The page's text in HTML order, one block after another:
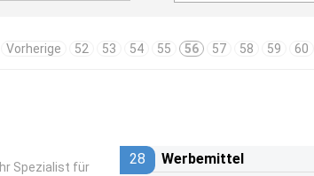
Vorherige 52 53 54 55 56 57 58 59 60
Spezialist für
28 Werbemittel